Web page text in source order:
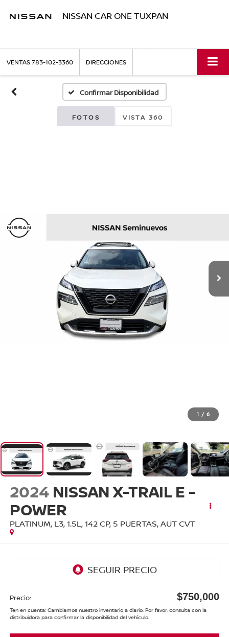
NISSAN CAR ONE TUXPAN
VENTAS783-102-3360 DIRECCIONES
Confirmar Disponibilidad
FOTOS VISTA 360
1 / 6
2024 NISSAN X-TRAIL E -
POWER
PLATINUM, L3, 1.5L, 142 CP, 5 PUERTAS, AUT CVT
Precio: $750,000
Ten en cuenta: Cambiamos nuestro inventario a diario. Por favor, consulta con la
distribuidora para confirmar la disponibilidad del vehículo.